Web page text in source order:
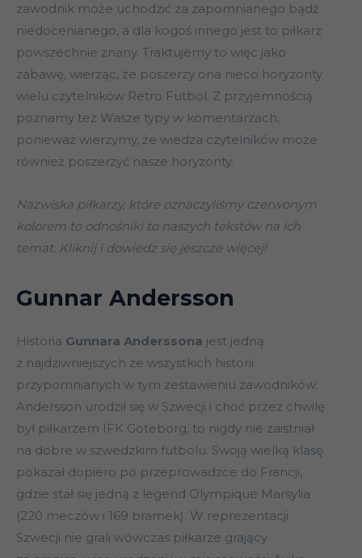
zawodnik może uchodzić za zapomnianego bądź
niedocenianego, a dla kogoś innego jest to piłkarz
powszechnie znany. Traktujemy to więc jako
zabawę, wierząc, że poszerzy ona nieco horyzonty
wielu czytelników Retro Futbol. Z przyjemnością
poznamy też Wasze typy w komentarzach,
ponieważ wierzymy, że wiedza czytelników może
również poszerzyć nasze horyzonty.
Nazwiska piłkarzy, które oznaczyliśmy czerwonym
kolorem to odnośniki to naszych tekstów na ich
temat. Kliknij i dowiedz się jeszcze więcej!
Gunnar Andersson
Historia Gunnara Anderssona jest jedną
z najdziwniejszych ze wszystkich historii
przypomnianych w tym zestawieniu zawodników.
Andersson urodził się w Szwecji i choć przez chwilę
był piłkarzem IFK Goteborg, to nigdy nie zaistniał
na dobre w szwedzkim futbolu. Swoją wielką klasę
pokazał dopiero po przeprowadzce do Francji,
gdzie stał się jedną z legend Olympique Marsylia
(220 meczów i 169 bramek). W reprezentacji
Szwecji nie grali wówczas piłkarze grający